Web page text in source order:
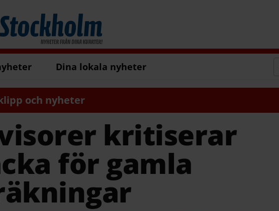
Dina lokala nyheter
och nyheter
kritiserar
för gamla